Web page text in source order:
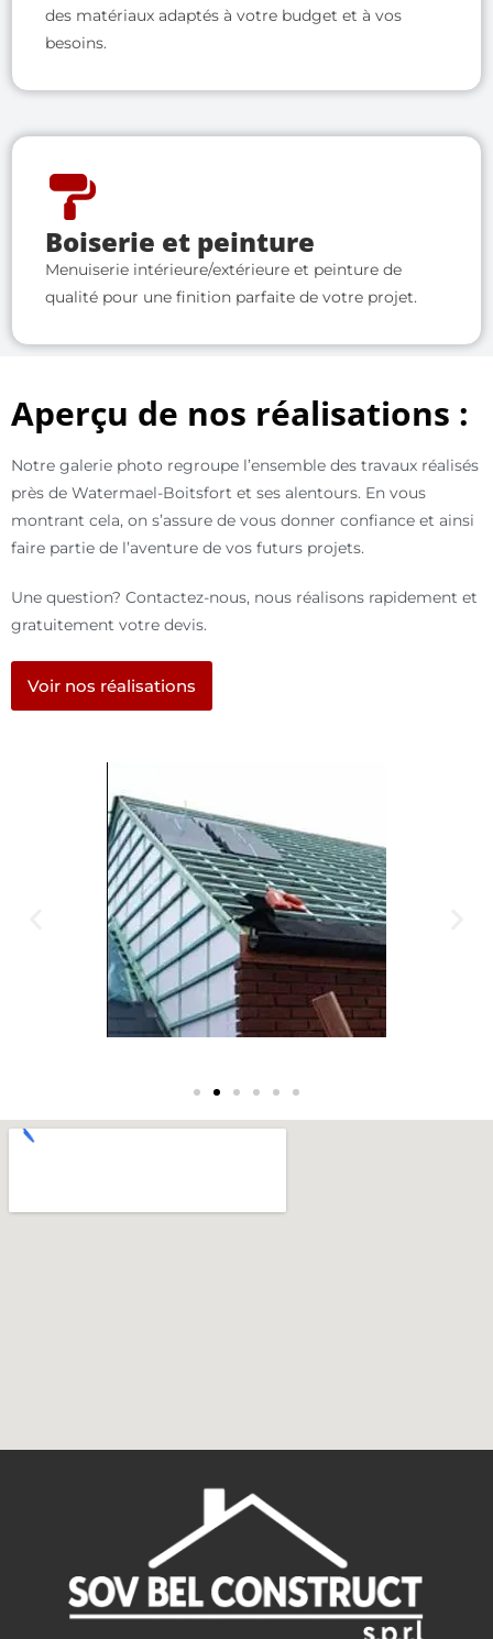
des matériaux adaptés à votre budget et à vos
besoins.
Boiserie et peinture
Menuiserie intérieure/extérieure et peinture de
qualité pour une finition parfaite de votre projet.
Aperçu de nos réalisations :
Notre galerie photo regroupe l’ensemble des travaux réalisés
près de Watermael-Boitsfort et ses alentours. En vous
montrant cela, on s’assure de vous donner confiance et ainsi
faire partie de l’aventure de vos futurs projets.
Une question? Contactez-nous, nous réalisons rapidement et
gratuitement votre devis.
Voir nos réalisations